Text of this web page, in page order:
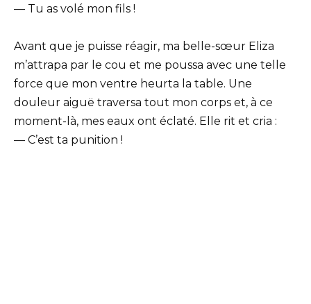
— Tu as volé mon fils !
Avant que je puisse réagir, ma belle-sœur Eliza
m’attrapa par le cou et me poussa avec une telle
force que mon ventre heurta la table. Une
douleur aiguë traversa tout mon corps et, à ce
moment-là, mes eaux ont éclaté. Elle rit et cria :
— C’est ta punition !